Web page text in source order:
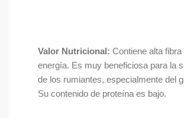
Valor Nutricional: Contiene alta
energía. Es muy beneficiosa para la
de los rumiantes, especialmente del
Su contenido de proteína es bajo.